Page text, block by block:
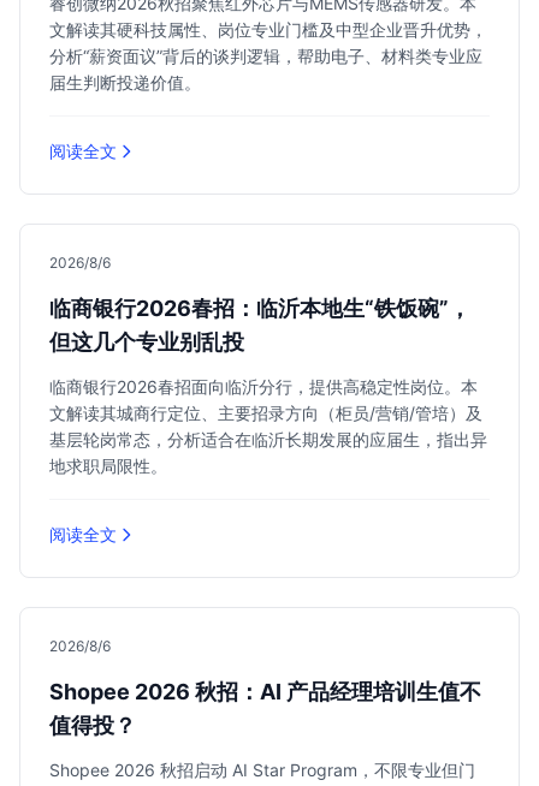
文解读其硬科技属性、岗位专业门槛及中型企业晋升优势，
分析“薪资面议”背后的谈判逻辑，帮助电子、材料类专业应
届生判断投递价值。
阅读全文
2026/8/6
临商银行2026春招：临沂本地生“铁饭碗”，
但这几个专业别乱投
临商银行2026春招面向临沂分行，提供高稳定性岗位。本
文解读其城商行定位、主要招录方向（柜员/营销/管培）及
基层轮岗常态，分析适合在临沂长期发展的应届生，指出异
地求职局限性。
阅读全文
2026/8/6
Shopee 2026 秋招：AI 产品经理培训生值不
值得投？
Shopee 2026 秋招启动 AI Star Program，不限专业但门